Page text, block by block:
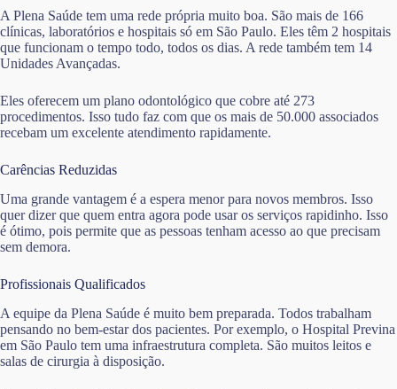
A Plena Saúde tem uma rede própria muito boa. São mais de 166
clínicas, laboratórios e hospitais só em São Paulo. Eles têm 2 hospitais
que funcionam o tempo todo, todos os dias. A rede também tem 14
Unidades Avançadas.
Eles oferecem um plano odontológico que cobre até 273
procedimentos. Isso tudo faz com que os mais de 50.000 associados
recebam um excelente atendimento rapidamente.
Carências Reduzidas
Uma grande vantagem é a espera menor para novos membros. Isso
quer dizer que quem entra agora pode usar os serviços rapidinho. Isso
é ótimo, pois permite que as pessoas tenham acesso ao que precisam
sem demora.
Profissionais Qualificados
A equipe da Plena Saúde é muito bem preparada. Todos trabalham
pensando no bem-estar dos pacientes. Por exemplo, o Hospital Previna
em São Paulo tem uma infraestrutura completa. São muitos leitos e
salas de cirurgia à disposição.